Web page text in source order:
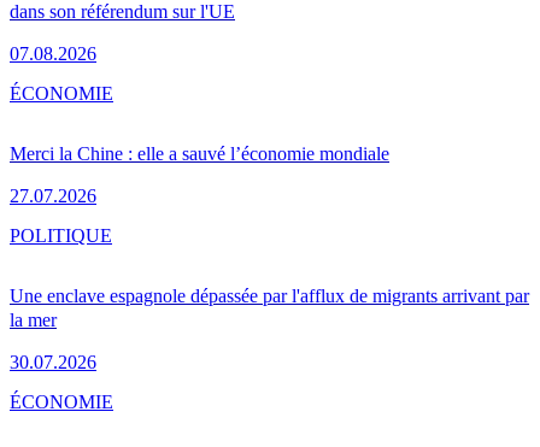
dans son référendum sur l'UE
07.08.2026
Merci la Chine : elle a sauvé l’économie mondiale
27.07.2026
ÉCONOMIE
Une enclave espagnole dépassée par l'afflux de migrants arrivant par
la mer
30.07.2026
POLITIQUE
ÉCONOMIE